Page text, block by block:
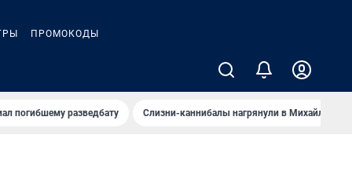
ПРОМОКОДЫ
погибшему разведбату Слизни-каннибалы нагрянули в Михайлов